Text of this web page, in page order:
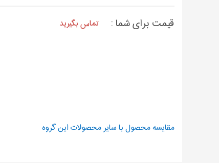
قیمت برای شما : تماس بگیرید
مقایسه محصول با سایر محصولات این گروه